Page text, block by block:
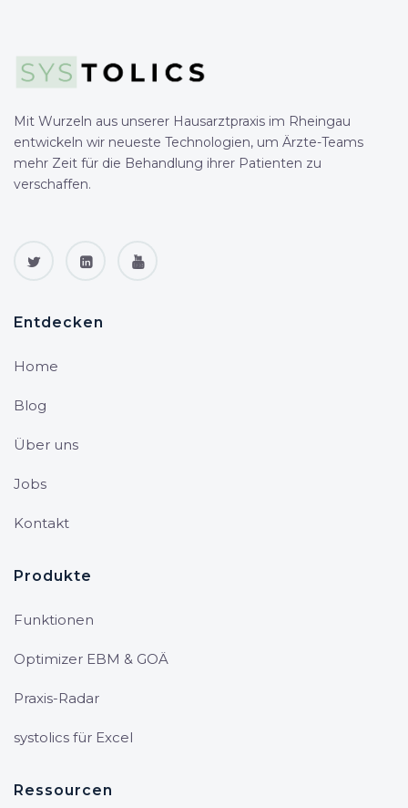
Mit Wurzeln aus unserer Hausarztpraxis im Rheingau
entwickeln wir neueste Technologien, um Ärzte-Teams
mehr Zeit für die Behandlung ihrer Patienten zu
verschaffen.
Entdecken
Home
Blog
Über uns
Jobs
Kontakt
Produkte
Funktionen
Optimizer EBM & GOÄ
Praxis-Radar
systolics für Excel
Ressourcen